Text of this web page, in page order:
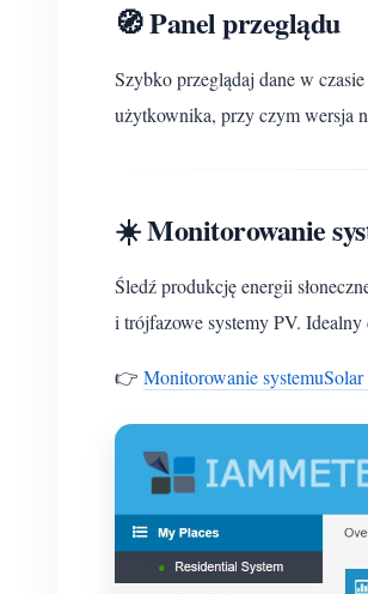
🧭 Panel przeglądu
Szybko przeglądaj dane w
użytkownika, przy czym wersja
☀️ Monitorowanie
Śledź produkcję energii
i trójfazowe systemy PV.
👉 Monitorowanie